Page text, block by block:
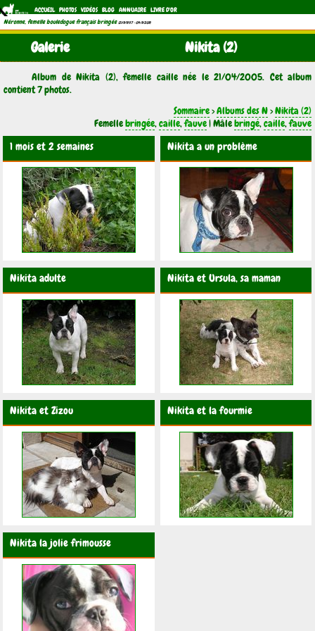
ACCUEIL PHOTOS VIDÉOS BLOG ANNUAIRE LIVRE D'OR
Néronne, femelle bouledogue français bringée (21/11/1997 - 04/11/2011)
Galerie Nikita (2)
Album de Nikita (2), femelle caille née le 21/04/2005. Cet album
contient 7 photos.
Sommaire>Albums des N>Nikita (2)
Femellebringée,caille,fauve| Mâlebringé,caille,fauve
1 mois et 2 semaines Nikita a un problème
Nikita adulte Nikita et Ursula, sa maman
Nikita et Zizou Nikita et la fourmie
Nikita la jolie frimousse